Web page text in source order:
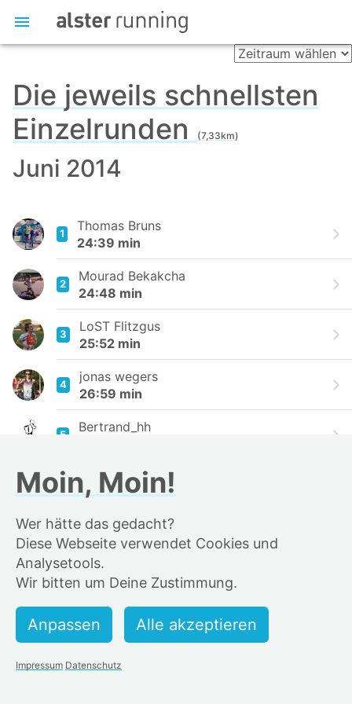
Die jeweils schnellsten
Einzelrunden
(7,33km)
Juni 2014
1
Thomas Bruns
24:39 min
2
Mourad Bekakcha
24:48 min
3
LoST Flitzgus
25:52 min
4
jonas wegers
26:59 min
5
Bertrand_hh
Karsten Schuldt
28:10 min
Thomas Grimme
28:20 min
8
Fabian Tiemann
9
Timo-René Prehn
28:30 min
Moin, Moin!
Wer hätte das gedacht?
Diese Webseite verwendet Cookies und
Analysetools.
Wir bitten um Deine Zustimmung.
Impressum Datenschutz